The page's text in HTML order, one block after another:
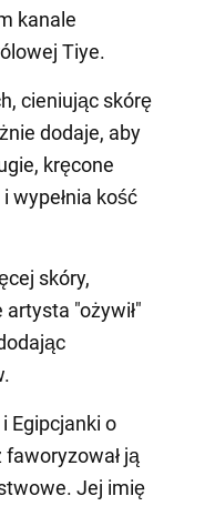
kanale
Tiye.
cieniując skórę
dodaje, aby
kręcone
wypełnia kość
skóry,
"ożywił"
Egipcjanki o
ją
Jej imię